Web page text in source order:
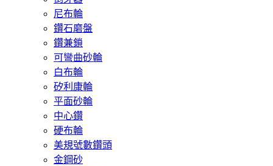
尼布輪
鑽石磨盤
鑽兼鎖
可彎曲砂輪
白布輪
矽利康輪
平面砂輪
中心鑽
硬布輪
美規號數鑽頭
金鋼砂